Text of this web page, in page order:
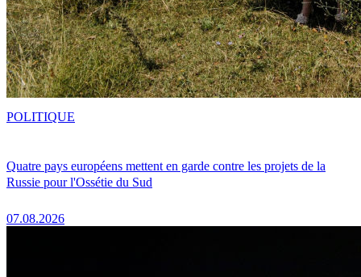
Quatre pays européens mettent en garde contre les projets de la
Russie pour l'Ossétie du Sud
07.08.2026
POLITIQUE